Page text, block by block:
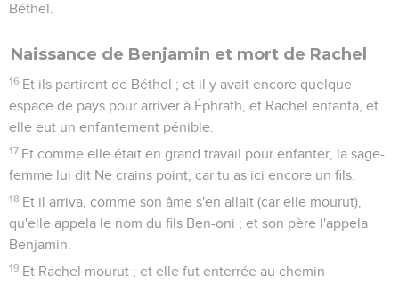
Béthel.
Naissance de Benjamin et mort de Rachel
16 Et ils partirent de Béthel ; et il y avait encore quelque
espace de pays pour arriver à Éphrath, et Rachel enfanta, et
elle eut un enfantement pénible.
17 Et comme elle était en grand travail pour enfanter, la sage-
femme lui dit Ne crains point, car tu as ici encore un fils.
18 Et il arriva, comme son âme s'en allait (car elle mourut),
qu'elle appela le nom du fils Ben-oni ; et son père l'appela
Benjamin.
19 Et Rachel mourut ; et elle fut enterrée au chemin